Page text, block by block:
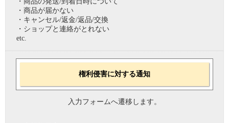
・商品が届かない
・キャンセル/返金/返品/交換
・ショップと連絡がとれない
etc.
権利侵害に対する通知
入力フォームへ遷移します。